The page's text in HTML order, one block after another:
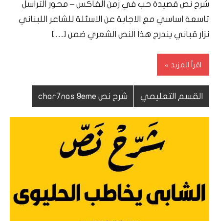
شرح نص قصيدة حب في زمن الفاكس – محور التراسل
تاسعة اساسي مع الاجابة عن الاسئلة للشاعر اللبناني
نزار قباني يندرج هذا النص الشعري ضمن […]
اقرأ المزيد
القسم التعليمي شرح نص char7nas 9eme